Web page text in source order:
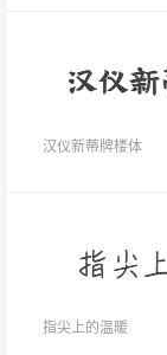
汉仪新蒂牌楼体
指尖上的温暖